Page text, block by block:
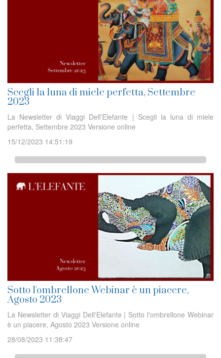
Scegli la luna di miele perfetta, Settembre
2023
La Newsletter di Viaggi Dell'Elefante | Scegli la luna di miele
perfetta, Settembre 2023 Versione online
15/12/2023 14:51:19
Sotto l'ombrellone Webinar è un piacere,
Agosto 2023
La Newsletter di Viaggi Dell'Elefante | Sotto l'ombrellone Webinar
è un piacere, Agosto 2023 Versione online
28/08/2023 11:38:47